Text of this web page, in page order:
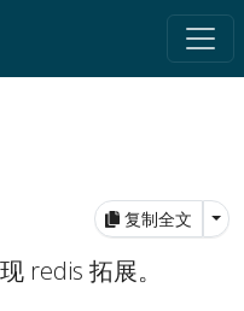
复制全文
redis 拓展。